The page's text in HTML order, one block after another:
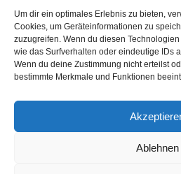
Um dir ein optimales Erlebnis zu bieten,
Cookies, um Geräteinformationen zu
zuzugreifen. Wenn du diesen
wie das Surfverhalten oder eindeutige IDs
Wenn du deine Zustimmung nicht erteilst
bestimmte Merkmale und Funktionen
Ablehnen
Events & Success
Breaking News
Aktuelles
Featured Article
Karriere